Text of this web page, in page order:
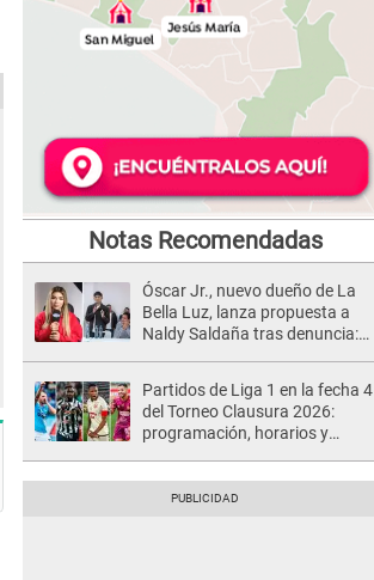
Notas Recomendadas
Óscar Jr., nuevo dueño de La
Bella Luz, lanza propuesta a
Naldy Saldaña tras denuncia:
Partidos de Liga 1 en la fecha 4
del Torneo Clausura 2026:
programación, horarios y